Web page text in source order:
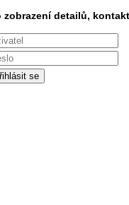
zobrazení detailů,